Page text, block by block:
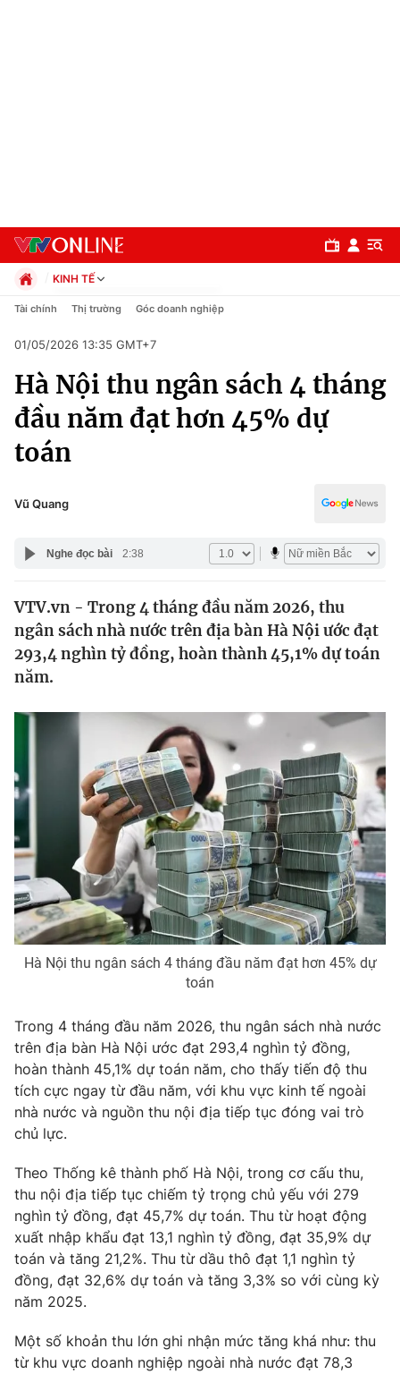
Chuyên mục
Chính trị
Xã hội
Pháp luật
Y tế
Thế giới
Tin tức
Thế giới đó đây
Câu chuyện quốc tế
Kinh tế
Thị trường
Góc doanh nghiệp
Dữ liệu và đời sống
Truyền hình
Phim VTV
Hậu trường
Nhân vật
Khán giả
Giải sao mai
Giải trí
Điện ảnh
Âm nhạc
Sao
Đời sống
Du lịch
Làm đẹp
Giáo dục
Tuyển sinh
Công nghệ
Sản phẩm
Thị trường
Tư vấn
Giao lưu trực tuyến
Lịch phát sóng
Chuyên mục khác
Emagazine Podcast
Photo Infographic
Video Shorts video
VTV Money VTV Thể thao
KINH TẾ
Chính trị
Pháp luật
Kinh tế
Thể thao
Truyền hình
Văn hóa - Giải trí
Công nghệ
Tài chính Thị trường Góc doanh nghiệp
01/05/2026 13:35 GMT+7
Hà Nội thu ngân sách 4 tháng
đầu năm đạt hơn 45% dự
toán
Vũ Quang
Nghe đọc bài 2:38
VTV.vn - Trong 4 tháng đầu năm 2026, thu
ngân sách nhà nước trên địa bàn Hà Nội ước đạt
293,4 nghìn tỷ đồng, hoàn thành 45,1% dự toán
năm.
Hà Nội thu ngân sách 4 tháng đầu năm đạt hơn 45% dự
toán
Trong 4 tháng đầu năm 2026, thu ngân sách nhà nước
trên địa bàn Hà Nội ước đạt 293,4 nghìn tỷ đồng,
hoàn thành 45,1% dự toán năm, cho thấy tiến độ thu
tích cực ngay từ đầu năm, với khu vực kinh tế ngoài
nhà nước và nguồn thu nội địa tiếp tục đóng vai trò
chủ lực.
Theo Thống kê thành phố Hà Nội, trong cơ cấu thu,
thu nội địa tiếp tục chiếm tỷ trọng chủ yếu với 279
nghìn tỷ đồng, đạt 45,7% dự toán. Thu từ hoạt động
xuất nhập khẩu đạt 13,1 nghìn tỷ đồng, đạt 35,9% dự
toán và tăng 21,2%. Thu từ dầu thô đạt 1,1 nghìn tỷ
đồng, đạt 32,6% dự toán và tăng 3,3% so với cùng kỳ
năm 2025.
Một số khoản thu lớn ghi nhận mức tăng khá như: thu
từ khu vực doanh nghiệp ngoài nhà nước đạt 78,3